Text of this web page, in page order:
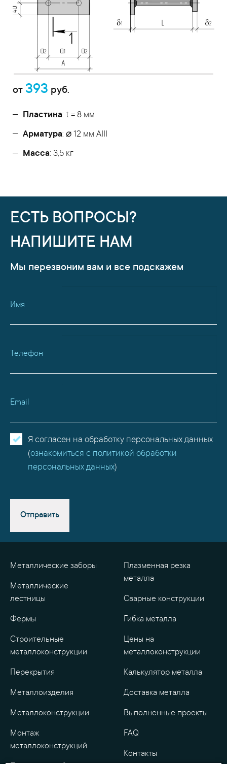
от 393 руб.
Пластина: t = 8 мм
Арматура: ⌀ 12 мм АIII
Масса: 3,5 кг
ЕСТЬ ВОПРОСЫ?
НАПИШИТЕ НАМ
Мы перезвоним вам и все подскажем
Имя
Телефон
Email
Я согласен на обработку персональных данных
(ознакомиться с политикой обработки
персональных данных)
Отправить
Металлические заборы
Металлические
лестницы
Фермы
Строительные
металлоконструкции
Перекрытия
Металлоизделия
Металлоконструкции
Монтаж
металлоконструкций
Плазменная резка
металла
Сварные конструкции
Гибка металла
Цены на
металлоконструкции
Калькулятор металла
Доставка металла
Выполненные проекты
FAQ
Контакты